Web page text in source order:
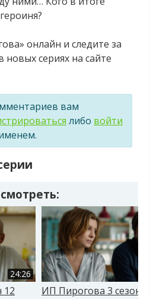
онлайн и следите за
сериях на сайте
вам
либо войти
24:26
12
ИП Пирогова 3 сезон